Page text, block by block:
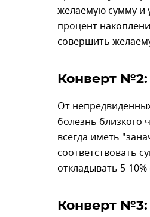
желаемую сумму и
процент
совершить
Конверт №2:
От
болезнь близкого
всегда иметь
соответствовать
откладывать 5-
Конверт